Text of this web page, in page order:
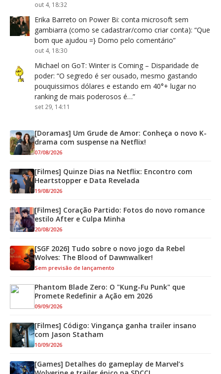
out 4, 18:32
Erika Barreto on Power Bi: conta microsoft sem
gambiarra (como se cadastrar/como criar conta): “Que
bom que ajudou =} Domo pelo comentário”
out 4, 18:30
Michael on GoT: Winter is Coming – Disparidade de
poder: “O segredo é ser ousado, mesmo gastando
pouquissimos dólares e estando em 40°+ lugar no
ranking de mais poderosos é…”
set 29, 14:11
[Doramas] Um Grude de Amor: Conheça o novo K-
drama com suspense na Netflix!
07/08/2026
[Filmes] Quinze Dias na Netflix: Encontro com
Heartstopper e Data Revelada
19/08/2026
[Filmes] Coração Partido: Fotos do novo romance
estilo After e Culpa Minha
20/08/2026
[SGF 2026] Tudo sobre o novo jogo da Rebel
Wolves: The Blood of Dawnwalker!
Sem previsão de lançamento
Phantom Blade Zero: O "Kung-Fu Punk" que
Promete Redefinir a Ação em 2026
09/09/2026
[Filmes] Código: Vingança ganha trailer insano
com Jason Statham
10/09/2026
[Games] Detalhes do gameplay de Marvel’s